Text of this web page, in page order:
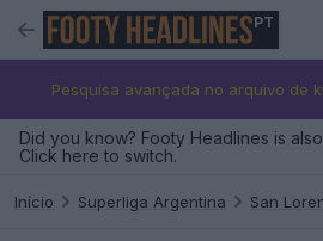
PT
Pesquisa avançada no arquivo de
Did you know? Footy Headlines is
Click here to switch.
Início Superliga Argentina San